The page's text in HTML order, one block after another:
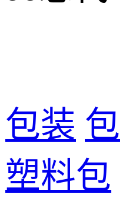
包装 包
塑料包